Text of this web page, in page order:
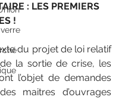
: LES PREMIERS
!
du projet de loi relatif
la sortie de crise, les
l’objet de demandes
maitres d’ouvrages